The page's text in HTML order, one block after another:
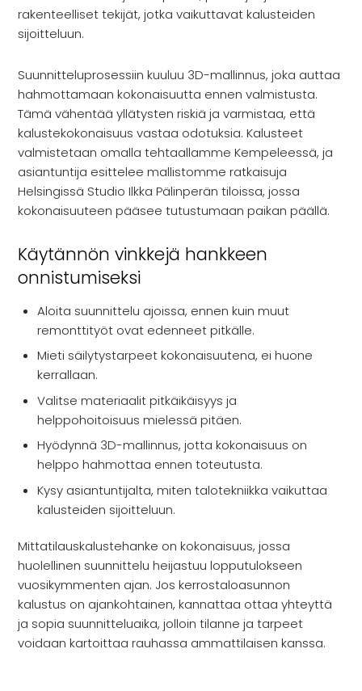
rakenteelliset tekijät, jotka vaikuttavat kalusteiden
sijoitteluun.
Suunnitteluprosessiin kuuluu 3D-mallinnus, joka auttaa
hahmottamaan kokonaisuutta ennen valmistusta.
Tämä vähentää yllätysten riskiä ja varmistaa, että
kalustekokonaisuus vastaa odotuksia. Kalusteet
valmistetaan omalla tehtaallamme Kempeleessä, ja
asiantuntija esittelee mallistomme ratkaisuja
Helsingissä Studio Ilkka Pälinperän tiloissa, jossa
kokonaisuuteen pääsee tutustumaan paikan päällä.
Käytännön vinkkejä hankkeen
onnistumiseksi
Aloita suunnittelu ajoissa, ennen kuin muut
remonttityöt ovat edenneet pitkälle.
Mieti säilytystarpeet kokonaisuutena, ei huone
kerrallaan.
Valitse materiaalit pitkäikäisyys ja
helppohoitoisuus mielessä pitäen.
Hyödynnä 3D-mallinnus, jotta kokonaisuus on
helppo hahmottaa ennen toteutusta.
Kysy asiantuntijalta, miten talotekniikka vaikuttaa
kalusteiden sijoitteluun.
Mittatilauskalustehanke on kokonaisuus, jossa
huolellinen suunnittelu heijastuu lopputulokseen
vuosikymmenten ajan. Jos kerrostaloasunnon
kalustus on ajankohtainen, kannattaa ottaa yhteyttä
ja sopia suunnitteluaika, jolloin tilanne ja tarpeet
voidaan kartoittaa rauhassa ammattilaisen kanssa.